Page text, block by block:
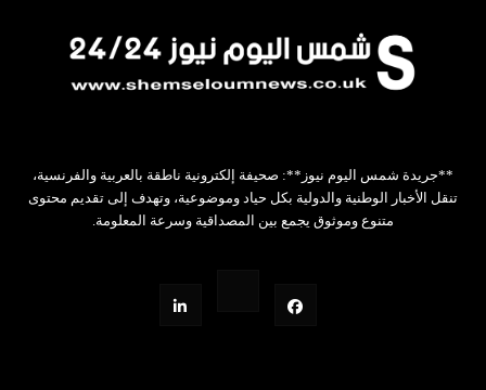
**جريدة شمس اليوم نيوز**: صحيفة إلكترونية ناطقة بالعربية والفرنسية،
تنقل الأخبار الوطنية والدولية بكل حياد وموضوعية، وتهدف إلى تقديم محتوى
متنوع وموثوق يجمع بين المصداقية وسرعة المعلومة.